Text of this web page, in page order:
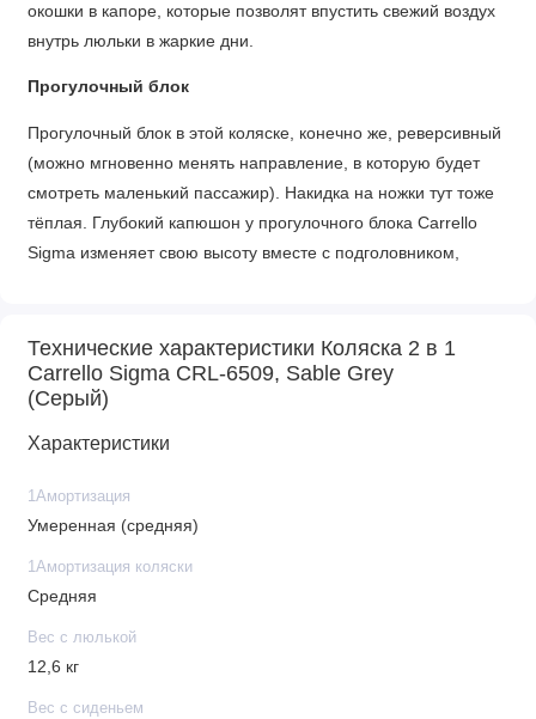
окошки в капоре, которые позволят впустить свежий воздух
внутрь люльки в жаркие дни.
Прогулочный блок
Прогулочный блок в этой коляске, конечно же, реверсивный
(можно мгновенно менять направление, в которую будет
смотреть маленький пассажир). Накидка на ножки тут тоже
тёплая. Глубокий капюшон у прогулочного блока Carrello
Sigma изменяет свою высоту вместе с подголовником,
Кнопка-фиксатор расположена на внешней стороне спинки.
Капюшон оборудован дополнительной секцией под
молнией позволяющей увеличить размер капюшона,
смотровым окошком и съёмным козырьком
вместе с прогулочным блоком. Это удобно для
перемещения в автомобиле и в общественном транспорте,
а также для того, чтобы поднять коляску на этаж после
прогулки.
Шасси
Технические характеристики Коляска 2 в 1
Carrello Sigma CRL-6509, Sable Grey
(Серый)
Характеристики
1Амортизация
Умеренная (средняя)
1Амортизация коляски
Средняя
Вес с люлькой
12,6 кг
Вес с сиденьем